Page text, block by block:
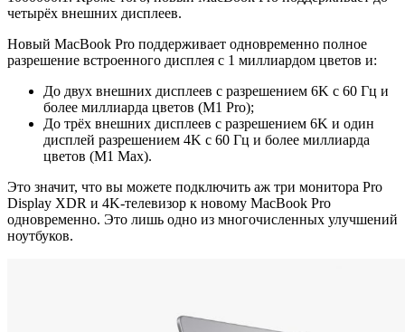
четырёх внешних дисплеев.
Новый MacBook Pro поддерживает одновременно полное
разрешение встроенного дисплея с 1 миллиардом цветов и:
До двух внешних дисплеев с разрешением 6K с 60 Гц и
более миллиарда цветов (M1 Pro);
До трёх внешних дисплеев с разрешением 6K и один
дисплей разрешением 4K с 60 Гц и более миллиарда
цветов (M1 Max).
Это значит, что вы можете подключить аж три монитора Pro
Display XDR и 4K-телевизор к новому MacBook Pro
одновременно. Это лишь одно из многочисленных улучшений
ноутбуков.